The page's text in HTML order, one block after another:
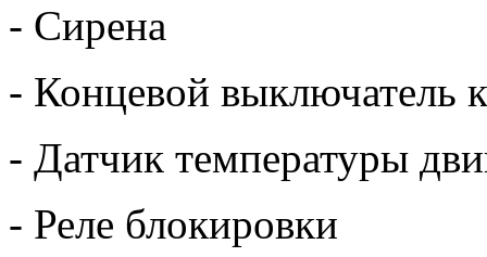
- Сирена
- Концевой выключатель
- Датчик температуры
- Реле блокировки